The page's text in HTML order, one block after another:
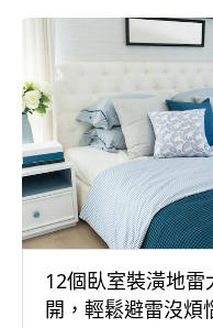
12個臥室裝潢地雷
開，輕鬆避雷沒煩